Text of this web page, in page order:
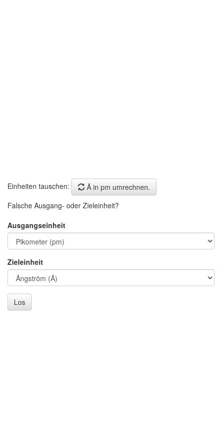
Einheiten tauschen:
Å in pm umrechnen.
Falsche Ausgang- oder Zieleinheit?
Ausgangseinheit
Zieleinheit
Los